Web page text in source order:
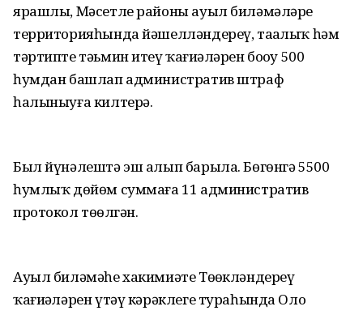
ярашлы, Мәсетле районы ауыл биләмәләре
территорияһында йәшелләндереү, таҙалыҡ һәм
тәртипте тәьмин итеү ҡағиҙәләрен боҙоу 500
һумдан башлап административ штраф
һалыныуға килтерә.
Был йүнәлештә эш алып барыла. Бөгөнгә 5500
һумлыҡ дөйөм суммаға 11 административ
протокол төҙөлгән.
Ауыл биләмәһе хакимиәте Төҙөкләндереү
ҡағиҙәләрен үтәү кәрәклеге тураһында Оло